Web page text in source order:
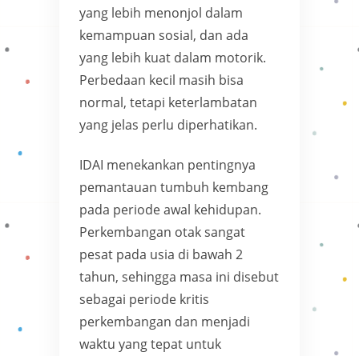
yang lebih menonjol dalam
kemampuan sosial, dan ada
yang lebih kuat dalam motorik.
Perbedaan kecil masih bisa
normal, tetapi keterlambatan
yang jelas perlu diperhatikan.
IDAI menekankan pentingnya
pemantauan tumbuh kembang
pada periode awal kehidupan.
Perkembangan otak sangat
pesat pada usia di bawah 2
tahun, sehingga masa ini disebut
sebagai periode kritis
perkembangan dan menjadi
waktu yang tepat untuk